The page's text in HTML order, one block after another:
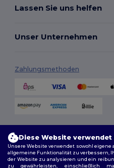
Lassen Sie uns helfen
Unser Unternehmen
Zahlungsmethoden
Diese Website verwendet
Unsere Website verwendet sowohl eigene
allgemeine Funktionalität zu verbessern,
der Website zu analysieren und ein
zu gewährleisten, einschließlich